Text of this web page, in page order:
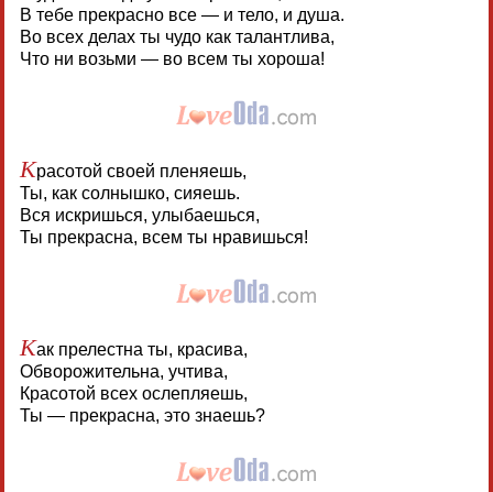
В тебе прекрасно все — и тело, и душа.
Во всех делах ты чудо как талантлива,
Что ни возьми — во всем ты хороша!
Красотой своей пленяешь,
Ты, как солнышко, сияешь.
Вся искришься, улыбаешься,
Ты прекрасна, всем ты нравишься!
Как прелестна ты, красива,
Обворожительна, учтива,
Красотой всех ослепляешь,
Ты — прекрасна, это знаешь?